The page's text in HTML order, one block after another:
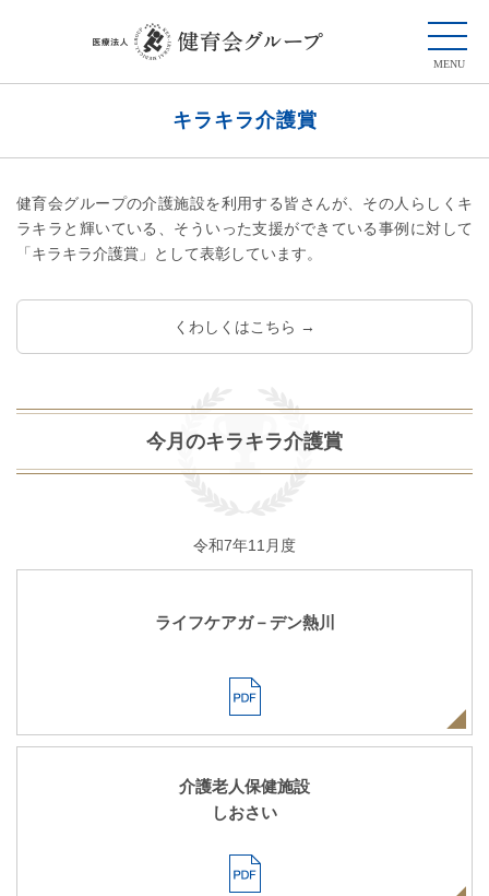
キラキラ介護賞
健育会グループの介護施設を利用する皆さんが、その人らしくキ
ラキラと輝いている、そういった支援ができている事例に対して
「キラキラ介護賞」として表彰しています。
くわしくはこちら →
今月のキラキラ介護賞
令和7年11月度
ライフケアガ－デン熱川
介護老人保健施設
しおさい